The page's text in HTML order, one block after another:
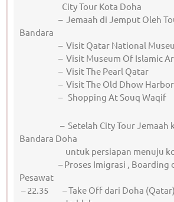
City Tour Kota Doha
– Jemaah di Jemput Oleh Tour
Bandara
– Visit Qatar National
– Visit Museum Of Islamic
– Visit The Pearl Qatar
– Visit The Old Dhow Harbor
– Shopping At Souq Waqif
– Setelah City Tour Jemaah
Bandara Doha
untuk persiapan menuju
– Proses Imigrasi , Boarding
Pesawat
– 22.35 – Take Off dari Doha